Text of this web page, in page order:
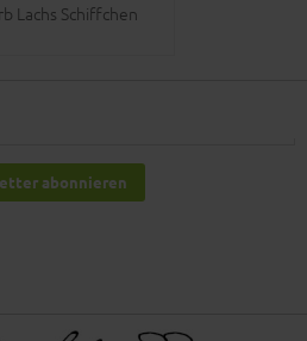
Lachs Schiffchen
abonnieren